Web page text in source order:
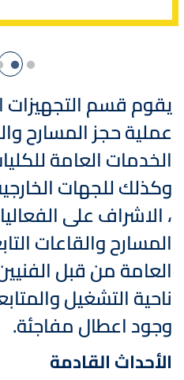
يقوم قسم التجهيزات
عملية حجز المسارح
الخدمات العامة
وكذلك للجهات
، الاشراف على
المسارح والقاعات
العامة من قبل
ناحية التشغيل
وجود اعطال مفاجئة.
الأحداث القادمة